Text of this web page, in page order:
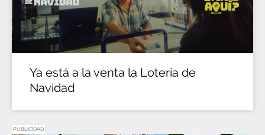
Ya está a la venta la Lotería de
Navidad
PUBLICIDAD